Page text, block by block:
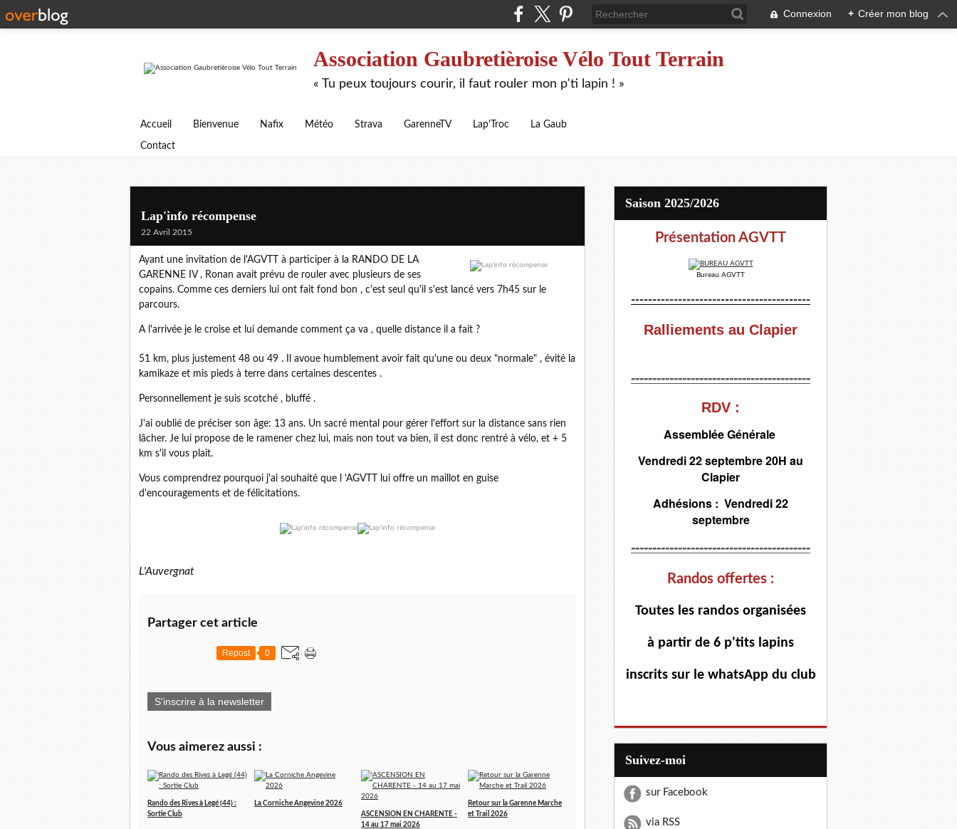
Connexion + Créer mon blog
Association Gaubretièroise Vélo Tout Terrain
« Tu peux toujours courir, il faut rouler mon p'ti lapin ! »
Accueil Bienvenue Nafix Météo Strava GarenneTV Lap'Troc La Gaub
Contact
Lap'info récompense
22 Avril 2015
Ayant une invitation de l'AGVTT à participer à la RANDO DE LA
GARENNE IV , Ronan avait prévu de rouler avec plusieurs de ses
copains. Comme ces derniers lui ont fait fond bon , c'est seul qu'il s'est lancé vers 7h45 sur le
parcours.
A l'arrivée je le croise et lui demande comment ça va , quelle distance il a fait ?
51 km, plus justement 48 ou 49 . Il avoue humblement avoir fait qu'une ou deux "normale" , évité la
kamikaze et mis pieds à terre dans certaines descentes .
Personnellement je suis scotché , bluffé .
J'ai oublié de préciser son âge: 13 ans. Un sacré mental pour gérer l'effort sur la distance sans rien
lâcher. Je lui propose de le ramener chez lui, mais non tout va bien, il est donc rentré à vélo, et + 5
km s'il vous plait.
Vous comprendrez pourquoi j'ai souhaité que l 'AGVTT lui offre un maillot en guise
d'encouragements et de félicitations.
L'Auvergnat
Partager cet article
Repost 0
S'inscrire à la newsletter
Vous aimerez aussi :
Rando des Rives à Legé (44) :
Sortie Club
La Corniche Angevine 2026
ASCENSION EN CHARENTE -
14 au 17 mai 2026
Retour sur la Garenne Marche
et Trail 2026
Saison 2025/2026
Présentation AGVTT
Bureau AGVTT
------------------------------------------
Ralliements au Clapier
------------------------------------------
RDV :
Assemblée Générale
Vendredi 22 septembre 20H au
Clapier
Adhésions : Vendredi 22
septembre
------------------------------------------
Randos offertes :
Toutes les randos organisées
à partir de 6 p'tits lapins
inscrits sur le whatsApp du club
Suivez-moi
sur Facebook
via RSS